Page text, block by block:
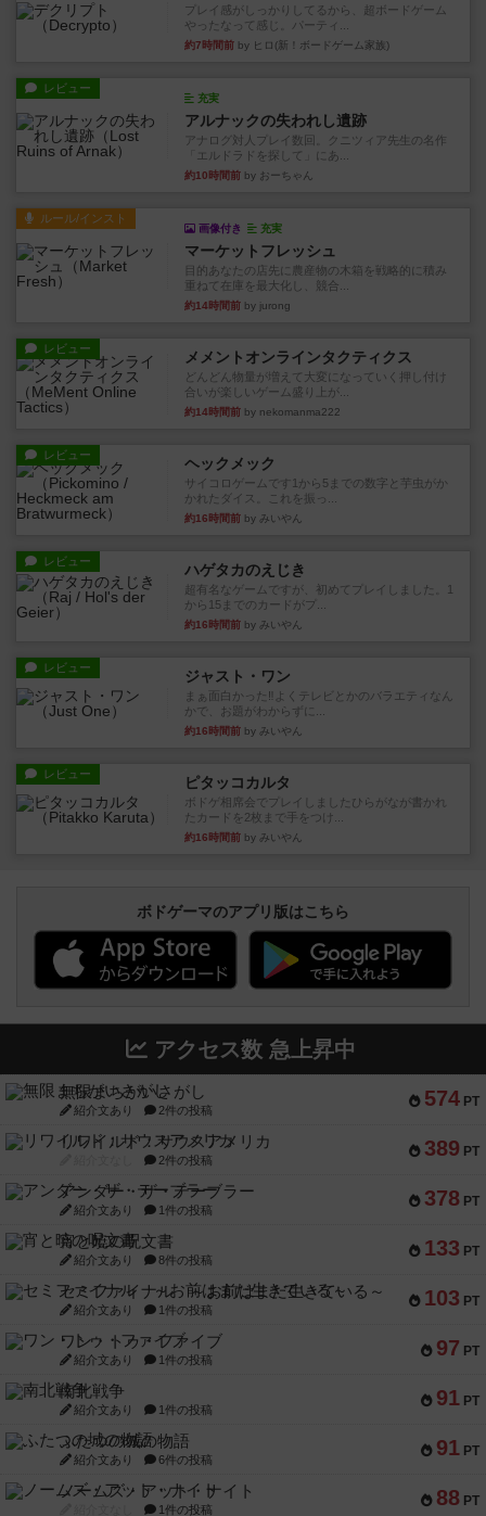
プレイ感がしっかりしてるから、超ボードゲーム
やったなって感じ。パーティ...
約7時間前 by ヒロ(新！ボードゲーム家族)
レビュー
充実
アルナックの失われし遺跡
アナログ対人プレイ数回。クニツィア先生の名作
「エルドラドを探して」にあ...
約10時間前 by おーちゃん
ルール/インスト
画像付き 充実
マーケットフレッシュ
目的あなたの店先に農産物の木箱を戦略的に積み
重ねて在庫を最大化し、競合...
約14時間前 by jurong
レビュー メメントオンラインタクティクス
どんどん物量が増えて大変になっていく押し付け
合いが楽しいゲーム盛り上が...
約14時間前 by nekomanma222
レビュー ヘックメック
サイコロゲームです1から5までの数字と芋虫がか
かれたダイス。これを振っ...
約16時間前 by みいやん
レビュー ハゲタカのえじき
超有名なゲームですが、初めてプレイしました。1
から15までのカードがプ...
約16時間前 by みいやん
レビュー ジャスト・ワン
まぁ面白かった‼️よくテレビとかのバラエティなん
かで、お題がわからずに...
約16時間前 by みいやん
レビュー ピタッコカルタ
ボドゲ相席会でプレイしましたひらがなが書かれ
たカードを2枚まで手をつけ...
約16時間前 by みいやん
ボドゲーマのアプリ版はこちら
アクセス数 急上昇中
574 PT
無限まちがいさがし
紹介文あり 2件の投稿
389 PT
リワイルド：サウスアメリカ
2件の投稿
378 PT
アンダー・ザ・テーブラー
紹介文あり 1件の投稿
133 PT
宵と暁の呪文書
紹介文あり 8件の投稿
103 PT
セミファイナル ～お前はまだ生きている～
紹介文あり 1件の投稿
97 PT
ワン・トゥ・ファイブ
紹介文あり 1件の投稿
91 PT
南北戦争
紹介文あり 1件の投稿
91 PT
ふたつの城の物語
紹介文あり 6件の投稿
88 PT
ノームズ・アット・ナイト
1件の投稿